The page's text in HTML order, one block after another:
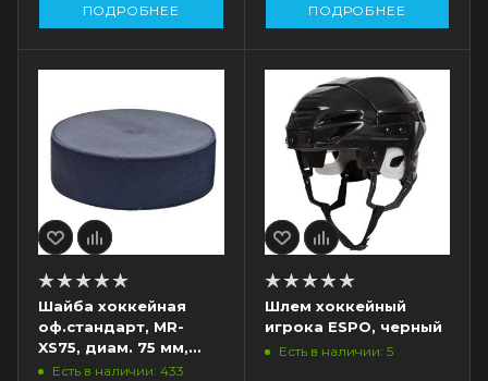
ПОДРОБНЕЕ ПОДРОБНЕЕ
Шайба хоккейная
оф.стандарт, MR-
XS75, диам. 75 мм,
выс. 25 мм, вес 170гр,
Есть в наличии: 433
Шлем хоккейный
игрока ESPO, черный
Есть в наличии: 5